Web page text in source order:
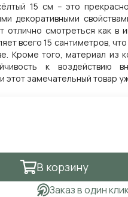
15 см – это
декоративными
смотреться как в
всего 15 сантиметров,
Кроме того, материал из
к воздействию
замечательный товар
В корзину
Заказ в один